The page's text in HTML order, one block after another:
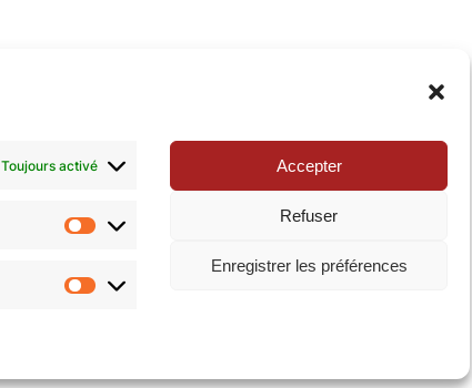
Toujours activé Accepter
Refuser
Enregistrer les préférences